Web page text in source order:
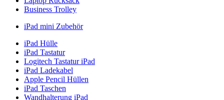
Business Trolley
iPad mini Zubehör
iPad Hülle
iPad Tastatur
Logitech Tastatur iPad
iPad Ladekabel
Apple Pencil Hüllen
iPad Taschen
Wandhalterung iPad